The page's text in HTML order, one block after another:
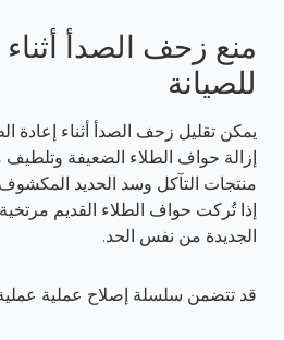
منع زحف الصدأ أثناء
للصيانة
يمكن تقليل زحف الصدأ أثناء إعادة
إزالة حواف الطلاء الضعيفة
منتجات التآكل وسد الحديد
إذا تُركت حواف الطلاء القديم
الجديدة من نفس الحد.
قد تتضمن سلسلة إصلاح عملية